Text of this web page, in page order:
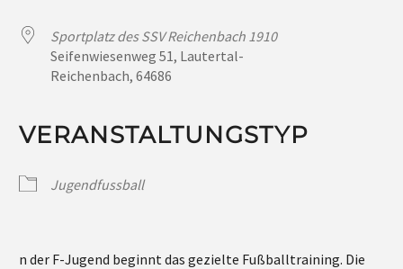
Sportplatz des SSV Reichenbach 1910
Seifenwiesenweg 51, Lautertal-
Reichenbach, 64686
VERANSTALTUNGSTYP
Jugendfussball
n der F-Jugend beginnt das gezielte Fußballtraining. Die